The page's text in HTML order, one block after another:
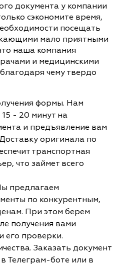
документа у компании
сэкономите время,
посещать
мало приятными
наша компания
и медицинскими
чему твердо
формы. Нам
15 - 20 минут на
и предъявление вам
оригинала по
транспортная
что займет всего
предлагаем
по конкурентным,
При этом берем
получения вами
его проверки.
Заказать документ
Телеграм-боте или в